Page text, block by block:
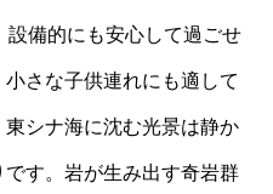
設備的にも安心して過ごせ
さな子供連れにも適して
シナ海に沈む光景は静か
す。岩が生み出す奇岩群